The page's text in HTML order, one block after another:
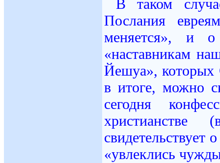
В таком
Послания
меняется», и
«наставникам
Йешуа», которых
в итоге, можно
сегодня
свидетельствует
«увлеклись